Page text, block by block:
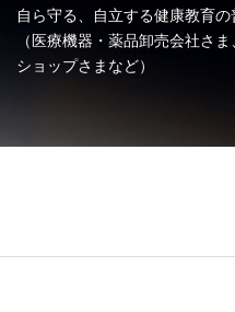
自ら守る、自立する健康教育の
（医療機器・薬品卸売会社さ
ショップさまなど）